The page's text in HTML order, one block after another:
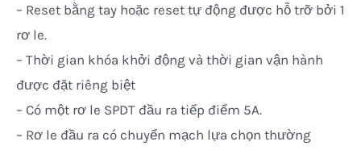
– Reset bằng tay hoặc reset tự động được hỗ trỡ bởi 1
rơ le.
– Thời gian khóa khởi động và thời gian vận hành
được đặt riêng biệt
– Có một rơ le SPDT đầu ra tiếp điểm 5A.
– Rơ le đầu ra có chuyển mạch lựa chọn thường